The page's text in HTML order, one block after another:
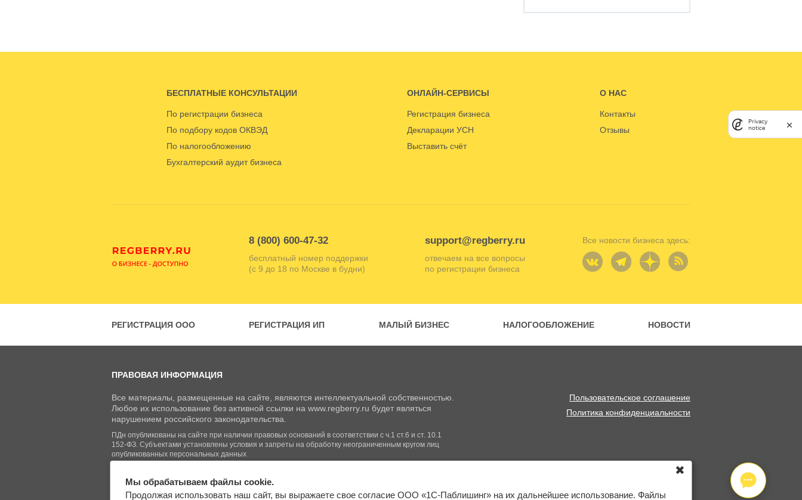
БЕСПЛАТНЫЕ КОНСУЛЬТАЦИИ
По регистрации бизнеса
По подбору кодов ОКВЭД
По налогообложению
Бухгалтерский аудит бизнеса
ОНЛАЙН-СЕРВИСЫ
Регистрация бизнеса
Декларации УСН
Выставить счёт
О НАС
Контакты
Отзывы
8 (800) 600-47-32
бесплатный номер поддержки
(с 9 до 18 по Москве в будни)
support@regberry.ru
отвечаем на все вопросы
по регистрации бизнеса
Все новости бизнеса здесь:
РЕГИСТРАЦИЯ ООО РЕГИСТРАЦИЯ ИП МАЛЫЙ БИЗНЕС НАЛОГООБЛОЖЕНИЕ НОВОСТИ
ПРАВОВАЯ ИНФОРМАЦИЯ
Все материалы, размещенные на сайте, являются интеллектуальной собственностью.
Любое их использование без активной ссылки на www.regberry.ru будет являться
нарушением российского законодательства.
ПДн опубликованы на сайте при наличии правовых оснований в соответствии с ч.1 ст.6 и ст. 10.1
152-ФЗ. Субъектами установлены условия и запреты на обработку неограниченным кругом лиц
опубликованных персональных данных
Пользовательское соглашение
Политика конфиденциальности
© Regberry.ru, 2013–2026 Входим в группу
Мы обрабатываем файлы cookie.
Продолжая использовать наш сайт, вы выражаете свое согласие ООО «1С-Паблишинг» на их дальнейшее использование. Файлы
✖
Privacy
notice